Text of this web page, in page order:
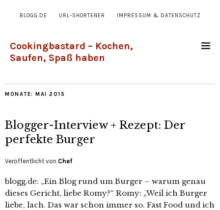
BLOGG.DE URL-SHORTENER IMPRESSUM & DATENSCHUTZ
Cookingbastard – Kochen,
Saufen, Spaß haben
MONATE: MAI 2015
Blogger-Interview + Rezept: Der
perfekte Burger
Veröffentlicht von Chef
blogg.de: „Ein Blog rund um Burger – warum genau
dieses Gericht, liebe Romy?“ Romy: „Weil ich Burger
liebe, lach. Das war schon immer so. Fast Food und ich